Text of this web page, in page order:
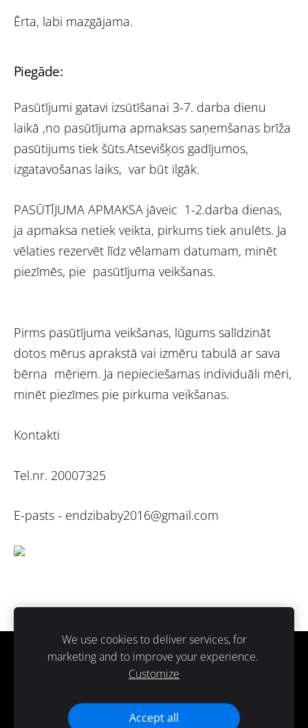
Piegāde:
Pasūtījumi gatavi izsūtīšanai 3-7. darba dienu
laikā ,no pasūtījuma apmaksas saņemšanas brīža
pasūtijums tiek šūts.Atsevišķos gadījumos,
izgatavošanas laiks, var būt ilgāk.
PASŪTĪJUMA APMAKSA jāveic 1-2.darba dienas,
ja apmaksa netiek veikta, pirkums tiek anulēts. Ja
vēlaties rezervēt līdz vēlamam datumam, minēt
piezīmēs, pie pasūtījuma veikšanas.
Pirms pasūtījuma veikšanas, lūgums salīdzināt
dotos mērus aprakstā vai izmēru tabulā ar sava
bērna mēriem. Ja nepieciešamas individuāli mēri,
minēt piezīmes pie pirkuma veikšanas.
Kontakti
Tel.nr. 20007325
E-pasts - endzibaby2016@gmail.com
Ērta, labi mazgājama.
Sīkdatnes
Paldies ka atbalsti ražots Latvijā.
We use cookies to deliver services, for
marketing and to improve your experience.
Customize
Accept all